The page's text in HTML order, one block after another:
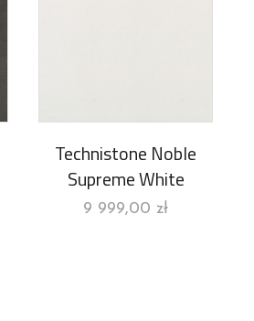
Technistone Noble
Supreme White
9 999,00 zł